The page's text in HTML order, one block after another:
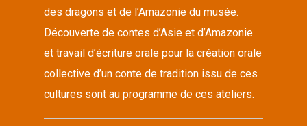
des dragons et de l’Amazonie du musée.
Découverte de contes d’Asie et d’Amazonie
et travail d’écriture orale pour la création orale
collective d’un conte de tradition issu de ces
cultures sont au programme de ces ateliers.